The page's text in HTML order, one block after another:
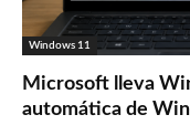
Windows 11
Microsoft lleva
automática de